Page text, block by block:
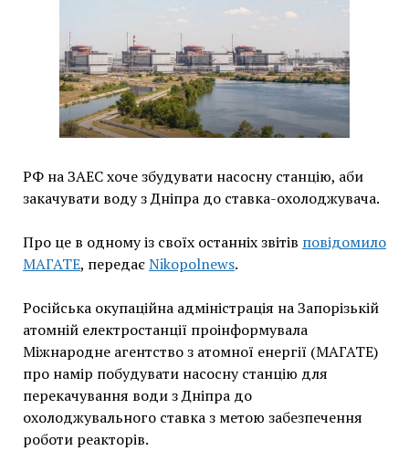
РФ на ЗАЕС хоче збудувати насосну станцію, аби
закачувати воду з Дніпра до ставка-охолоджувача.
Про це в одному із своїх останніх звітів повідомило
МАГАТЕ, передаєNikopolnews.
Російська окупаційна адміністрація на Запорізькій
атомній електростанції проінформувала
Міжнародне агентство з атомної енергії (МАГАТЕ)
про намір побудувати насосну станцію для
перекачування води з Дніпра до
охолоджувального ставка з метою забезпечення
роботи реакторів.